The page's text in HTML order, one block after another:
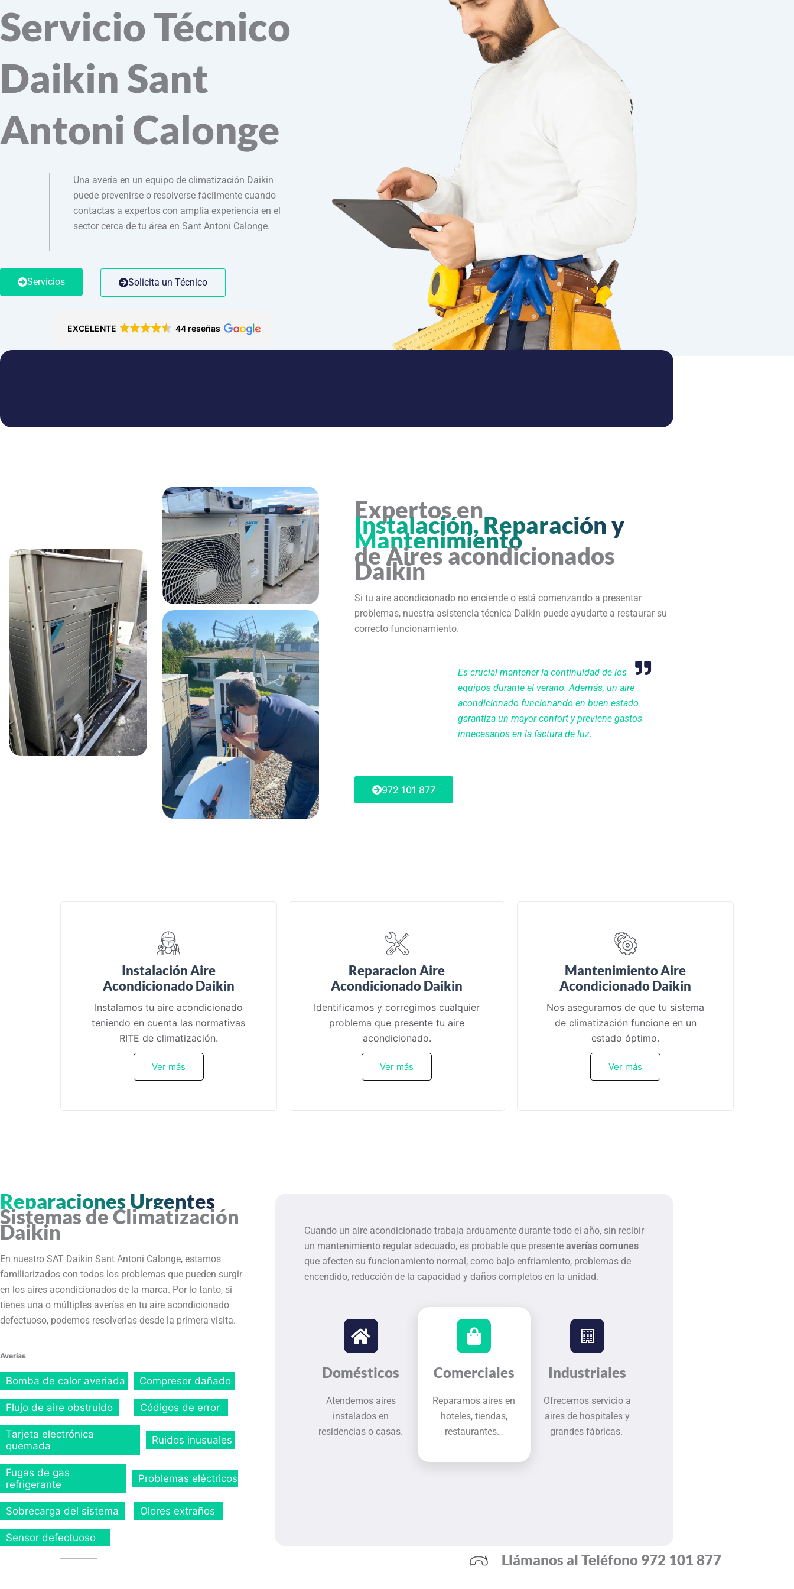
Servicio Técnico
Daikin Sant
Antoni Calonge
Una avería en un equipo de climatización Daikin
puede prevenirse o resolverse fácilmente cuando
contactas a expertos con amplia experiencia en el
sector cerca de tu área en Sant Antoni Calonge.
Servicios Solicita un Técnico
EXCELENTE 44 reseñas
Expertos en
Instalación, Reparación y
Mantenimiento
de Aires acondicionados
Daikin
Si tu aire acondicionado no enciende o está comenzando a presentar
problemas, nuestra asistencia técnica Daikin puede ayudarte a restaurar su
correcto funcionamiento.
Es crucial mantener la continuidad de los
equipos durante el verano. Además, un aire
acondicionado funcionando en buen estado
garantiza un mayor confort y previene gastos
innecesarios en la factura de luz.
972 101 877
Instalación Aire
Acondicionado Daikin
Instalamos tu aire acondicionado
teniendo en cuenta las normativas
RITE de climatización.
Ver más
Reparacion Aire
Acondicionado Daikin
Identificamos y corregimos cualquier
problema que presente tu aire
acondicionado.
Ver más
Mantenimiento Aire
Acondicionado Daikin
Nos aseguramos de que tu sistema
de climatización funcione en un
estado óptimo.
Ver más
Reparaciones Urgentes
Sistemas de Climatización
Daikin
En nuestro SAT Daikin Sant Antoni Calonge, estamos
familiarizados con todos los problemas que pueden surgir
en los aires acondicionados de la marca. Por lo tanto, si
tienes una o múltiples averías en tu aire acondicionado
defectuoso, podemos resolverlas desde la primera visita.
Averías
Bomba de calor averiada Compresor dañado
Flujo de aire obstruido Códigos de error
Tarjeta electrónica
quemada
Ruidos inusuales
Fugas de gas
refrigerante
Problemas eléctricos
Sobrecarga del sistema Olores extraños
Sensor defectuoso
Cuando un aire acondicionado trabaja arduamente durante todo el año, sin recibir
un mantenimiento regular adecuado, es probable que presente averías comunes
que afecten su funcionamiento normal; como bajo enfriamiento, problemas de
encendido, reducción de la capacidad y daños completos en la unidad.
Domésticos
Atendemos aires
instalados en
residencias o casas.
Comerciales
Reparamos aires en
hoteles, tiendas,
restaurantes…
Industriales
Ofrecemos servicio a
aires de hospitales y
grandes fábricas.
Llámanos al Teléfono 972 101 877